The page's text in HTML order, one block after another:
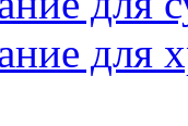
для